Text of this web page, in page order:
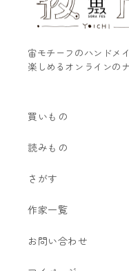
宙モチーフのハンドメ
楽しめるオンラインの
買いもの
読みもの
さがす
作家一覧
お問い合わせ